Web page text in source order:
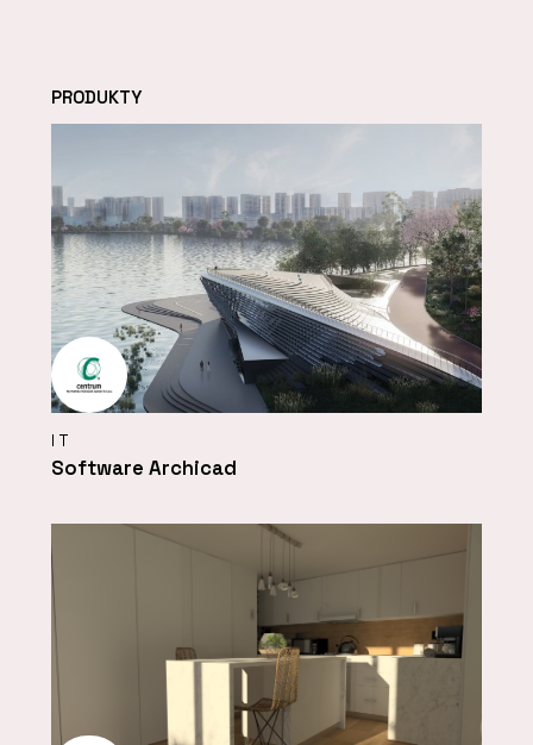
PRODUKTY
IT
Software Archicad